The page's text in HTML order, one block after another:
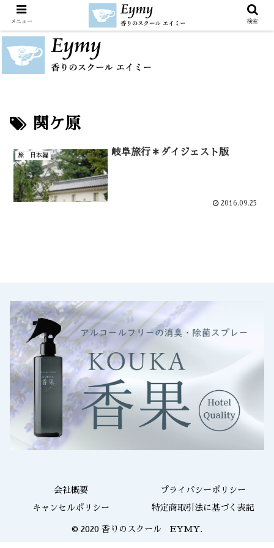
関ケ原
旅 日本編 岐阜旅行＊ダイジェスト版
2016.09.25
会社概要 プライバシーポリシー
キャンセルポリシー 特定商取引法に基づく表記
© 2020 香りのスクール EYMY.
メニュー 検索